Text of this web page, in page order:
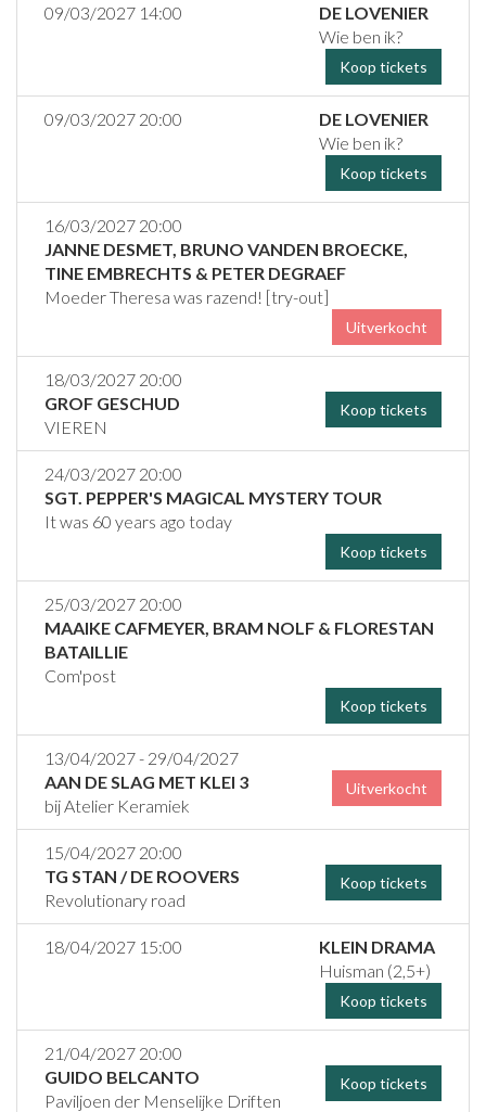
09/03/2027 14:00
DE LOVENIER
Wie ben ik?
Koop tickets
09/03/2027 20:00
DE LOVENIER
Wie ben ik?
Koop tickets
16/03/2027 20:00
JANNE DESMET, BRUNO VANDEN BROECKE,
TINE EMBRECHTS & PETER DEGRAEF
Moeder Theresa was razend! [try-out]
Uitverkocht
18/03/2027 20:00
GROF GESCHUD
VIEREN
Koop tickets
24/03/2027 20:00
SGT. PEPPER'S MAGICAL MYSTERY TOUR
It was 60 years ago today
Koop tickets
25/03/2027 20:00
MAAIKE CAFMEYER, BRAM NOLF & FLORESTAN
BATAILLIE
Com'post
Koop tickets
13/04/2027 - 29/04/2027
AAN DE SLAG MET KLEI 3
bij Atelier Keramiek
Uitverkocht
15/04/2027 20:00
TG STAN / DE ROOVERS
Revolutionary road
Koop tickets
18/04/2027 15:00
KLEIN DRAMA
Huisman (2,5+)
Koop tickets
21/04/2027 20:00
GUIDO BELCANTO
Paviljoen der Menselijke Driften
Koop tickets